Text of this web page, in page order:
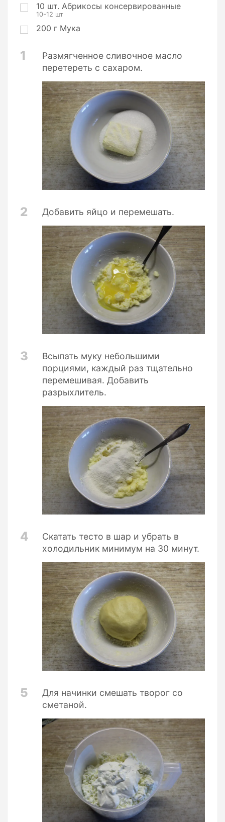
10 шт. Абрикосы консервированные
10-12 шт
200 г Мука
1
Размягченное сливочное масло
перетереть с сахаром.
2 Добавить яйцо и перемешать.
3
Всыпать муку небольшими
порциями, каждый раз тщательно
перемешивая. Добавить
разрыхлитель.
4
Скатать тесто в шар и убрать в
холодильник минимум на 30 минут.
5
Для начинки смешать творог со
сметаной.